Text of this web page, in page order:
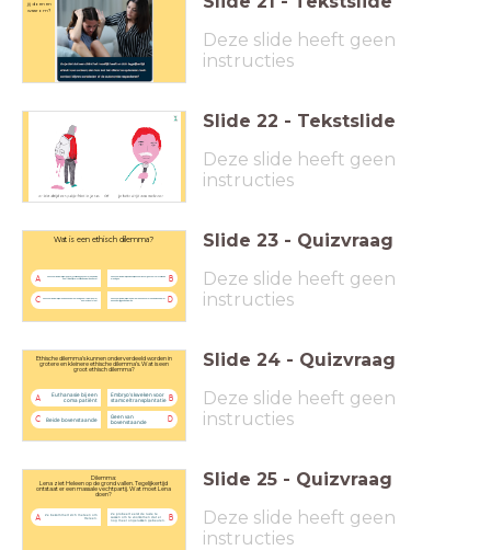
jij doen en
waarom?
Deze slide heeft geen
instructies
Slide 22 - Tekstslide
Deze slide heeft geen
instructies
Wat is een ethisch dilemma?
A Een situatie waarbij iemand verschillende keuzes tot handelen heeft die altijd verschillende waarden bevat. B
Een situatie waarbij onwenselijke situaties zorgen voor verschillende meningen.
C Een situatie waarbij iemand een andere mening heeft waardoor er een ruzie ontstaat. D
Een situatie waarbij iemand maar één keuze tot handelen had, met een onderliggende waarde.
Slide 23 - Quizvraag
Deze slide heeft geen
instructies
Ethische dilemma’s kunnen onderverdeeld worden in
grotere en kleinere ethische dilemma’s. Wat is een
groot ethisch dilemma?
A
Euthanasie bij een
coma patiënt
B
Embryo’s kweken voor
stamceltransplantatie
C Beide bovenstaande D
Geen van
bovenstaande
Slide 24 - Quizvraag
Deze slide heeft geen
instructies
Dilemma:
Lena ziet Heleen op de grond vallen. Tegelijkertijd
ontstaat er een massale vechtpartij. Wat moet Lena
doen?
A Ze bekommert zich meteen om
Heleen. B
Ze probeert eerst de ruzie te
sussen om te voorkomen dat er
nog meer ongelukken gebeuren.
Slide 25 - Quizvraag
Deze slide heeft geen
instructies